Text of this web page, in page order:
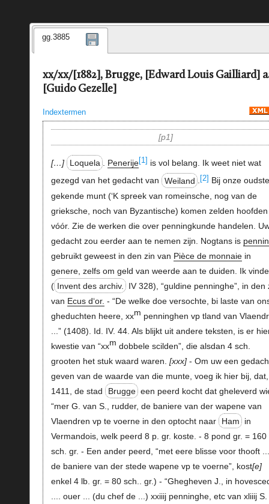
gg.3885
xx/xx/[1882], Brugge, [Edward Louis Gailliard]
[Guido Gezelle]
Indextermen
p1
… Loquela Penerije[1] is vol belang. Ik weet niet wat
gezegd van het gedacht van
Weiland . [2] Bij onze
gekende munt (‘K spreek van romeinsche, nog van de
grieksche, noch van Byzantische) komen zelden hoofden
vóór. Zie de werken die over penningkunde handelen.
gedacht zou eerder aan te nemen zijn. Nogtans is
gebruikt geweest in den zin van Pièce de monnaiein
genere, zelfs om geld van weerde aan te duiden. Ik vinde
( Invent des archiv.
IV 328), “guldine penninghe”, in den
van Ecus d‘or. - “De welke doe versochte, bi laste van
gheduchten heere, xxm penninghen vp tland van
...” (1408). Id. IV. 44. Als blijkt uit andere teksten, is er
kwestie van “xxm dobbele scilden”, die alsdan 4 sch.
grooten het stuk waard waren.
xxx - Om uw een
geven van de waarde van die munte, voeg ik hier bij,
1411, de stad
Brugge een peerd kocht dat gheleverd
“mer G. van S., rudder, de baniere van der wapene van
Vlaendren vp te voerne in den optocht naar
Ham
in
Vermandois, welk peerd 8 p. gr. koste. - 8 pond gr. = 160
sch. gr. - Een ander peerd, “met eere blisse voor thooft
de baniere van der stede wapene vp te voerne”, kost e
enkel 4 lb. gr. = 80 sch.. gr.) - “Ghegheven J., in
.... ouer ... (du chef de ...) xxiiij penninghe, etc van xliiij S.